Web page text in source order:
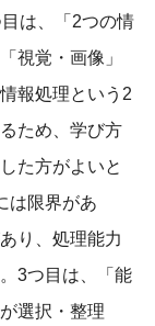
は、「2つの情
視覚・画像」
報処理という2
ため、学び方
た方がよいと
は限界があ
り、処理能力
3つ目は、「能
選択・整理